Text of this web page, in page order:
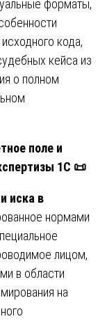
форматы,
кода,
кейса из
о полном
поле и
1С 📜
иска в
нормами
лицом,
в области
на